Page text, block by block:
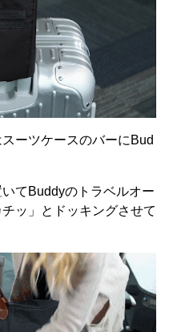
ーツケースのバーにBud
てBuddyのトラベルオー
ッ」とドッキングさせて